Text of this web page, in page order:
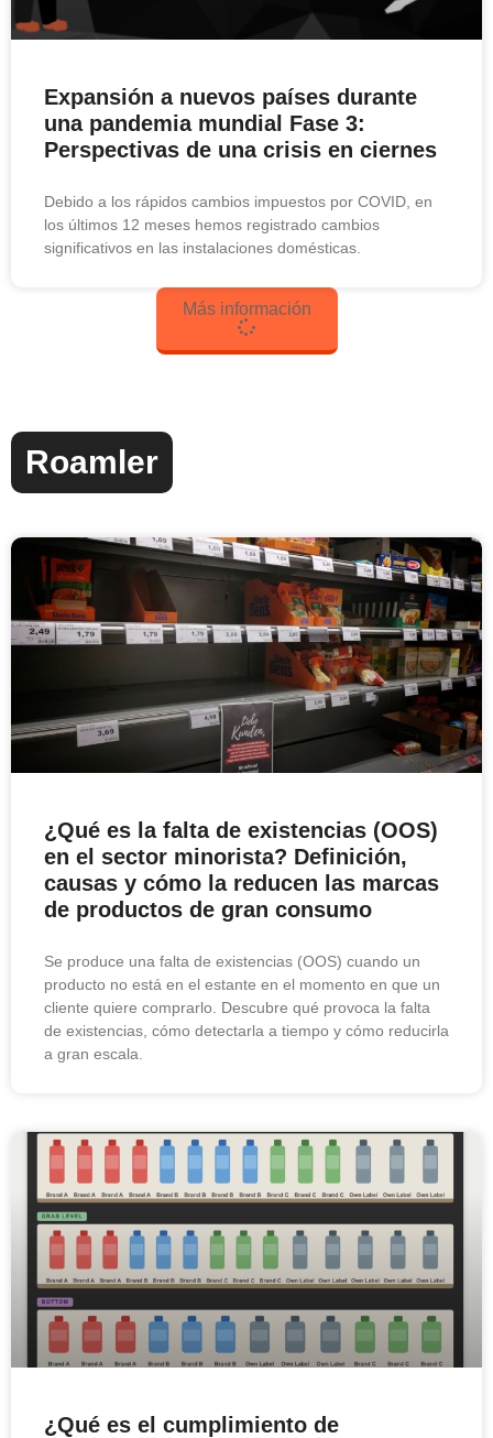
Expansión a nuevos países durante
una pandemia mundial Fase 3:
Perspectivas de una crisis en ciernes
Debido a los rápidos cambios impuestos por COVID, en
los últimos 12 meses hemos registrado cambios
significativos en las instalaciones domésticas.
Más información
Roamler
¿Qué es la falta de existencias (OOS)
en el sector minorista? Definición,
causas y cómo la reducen las marcas
de productos de gran consumo
Se produce una falta de existencias (OOS) cuando un
producto no está en el estante en el momento en que un
cliente quiere comprarlo. Descubre qué provoca la falta
de existencias, cómo detectarla a tiempo y cómo reducirla
a gran escala.
¿Qué es el cumplimiento de